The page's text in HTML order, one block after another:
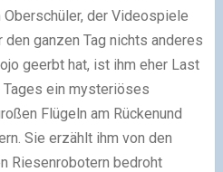
der Videospiele
ganzen Tag nichts anderes
geerbt hat, ist ihm eher Last
ein mysteriöses
Flügeln am Rückenund
Sie erzählt ihm von den
Riesenrobotern bedroht